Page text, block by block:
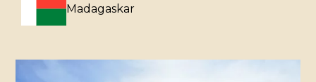
Madagaskar